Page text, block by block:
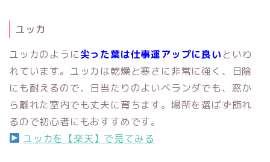
ユッカ
ユッカのように尖った葉は仕事運アップに良い といわ
れています。ユッカは乾燥と寒さに非常に強く、日陰
にも耐えるので、日当たりのよいベランダでも、窓か
ら離れた室内でも丈夫に育ちます。場所を選ばず飾れ
るので初心者にもおすすめです。
ユッカを【楽天】で見てみる